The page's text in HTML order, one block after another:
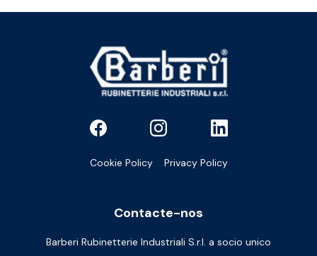
Cookie Policy Privacy Policy
Contacte-nos
Barberi Rubinetterie Industriali S.r.l. a socio unico